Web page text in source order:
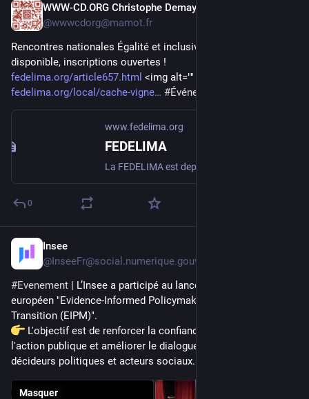
WWW-CD.ORG Christophe Demay
@wwwcdorg@mamot.fr
Rencontres nationales Égalité et inclusivité : pré-programme
disponible, inscriptions ouvertes !
fedelima.org/article657.html <img alt="" height="75" src="
fedelima.org/local/cache-vigne
#Événement
www.fedelima.org
FEDELIMA
0
Insee
@InseeFr@social.numerique.gouv.fr
#Evenement | L’Insee a participé au lancement du projet
européen "Evidence-Informed Policymaking for the Twin
Transition (EIPM)".
L'objectif est de renforcer la confiance de la société dans
l'action publique et améliorer le dialogue entre chercheurs,
décideurs politiques et acteurs sociaux.
Masquer